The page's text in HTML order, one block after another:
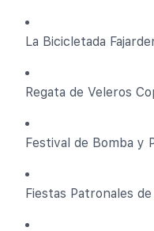
La Bicicletada
Regata de Veleros
Festival de Bomba y
Fiestas Patronales